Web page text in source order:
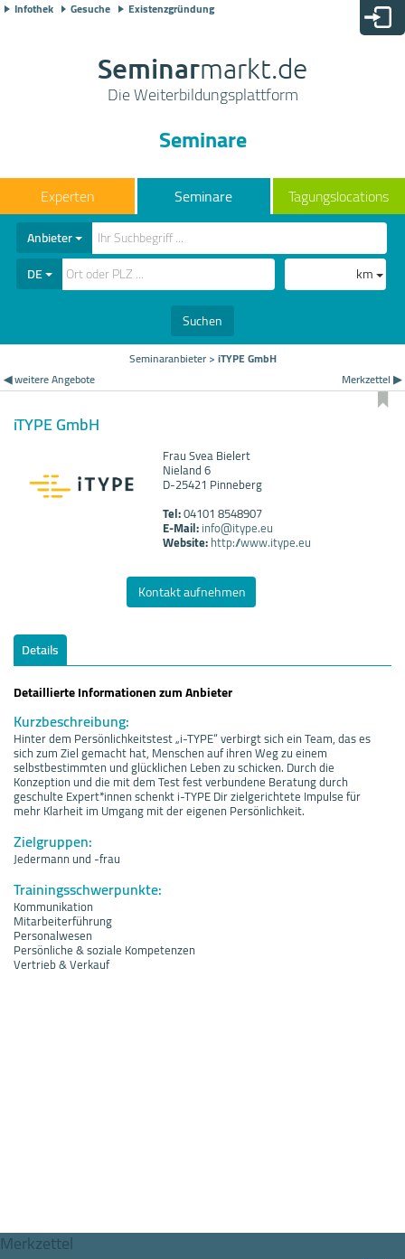
Infothek Gesuche Existenzgründung
Seminarmarkt.de
Die Weiterbildungsplattform
Seminare
Seminare Tagungslocations
Anbieter
DE
km
Suchen
Seminaranbieter>iTYPE GmbH
◀ weitere Angebote
Merkzettel ▶
iTYPE GmbH
Frau Svea Bielert
Nieland 6
D-25421 Pinneberg
Tel:04101 8548907
E-Mail:info@itype.eu
Website:http://www.itype.eu
Kontakt aufnehmen
Details
Detaillierte Informationen zum Anbieter
Kurzbeschreibung:
Hinter dem Persönlichkeitstest „i-TYPE“ verbirgt sich ein Team, das es
sich zum Ziel gemacht hat, Menschen auf ihren Weg zu einem
selbstbestimmten und glücklichen Leben zu schicken. Durch die
Konzeption und die mit dem Test fest verbundene Beratung durch
geschulte Expert*innen schenkt i-TYPE Dir zielgerichtete Impulse für
mehr Klarheit im Umgang mit der eigenen Persönlichkeit.
Zielgruppen:
Jedermann und -frau
Trainingsschwerpunkte:
Kommunikation
Mitarbeiterführung
Personalwesen
Persönliche & soziale Kompetenzen
Vertrieb & Verkauf
Merkzettel